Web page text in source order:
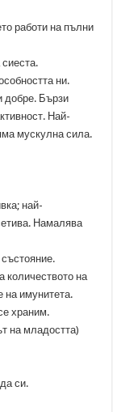
работи на пълни
ни.
добре. Бързи
Най-
мускулна сила.
най-
Намалява
количеството на
на имунитета.
храним.
на младостта)
си.